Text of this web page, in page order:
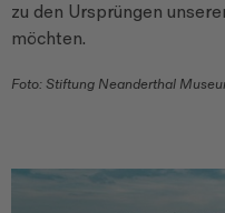
zu den Ursprüngen
möchten.
Foto: Stiftung Neanderthal